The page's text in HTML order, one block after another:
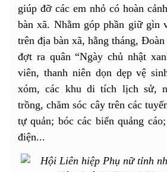
giúp đỡ các em nhỏ có hoàn
bàn xã. Nhằm góp phần giữ gìn
trên địa bàn xã, hằng tháng,
đợt ra quân “Ngày chủ nhật
viên, thanh niên dọn dẹp vệ
xóm, các khu di tích lịch sử,
trồng, chăm sóc cây trên các
tự quản; bóc các biển quảng
điện...